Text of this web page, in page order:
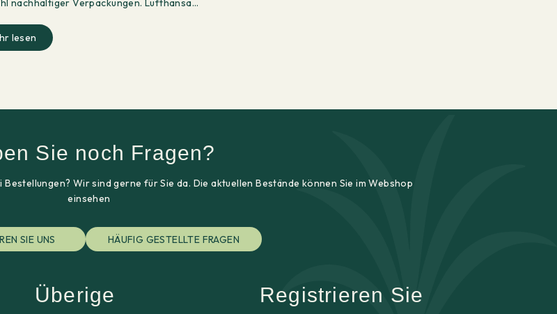
nachhaltiger Verpackungen. Lufthansa
lesen
Sie noch Fragen?
Wir sind gerne für Sie da. Die aktuellen Bestände können Sie im Webshop
einsehen
SIE UNS HÄUFIG GESTELLTE FRAGEN
Überige
Registrieren Sie